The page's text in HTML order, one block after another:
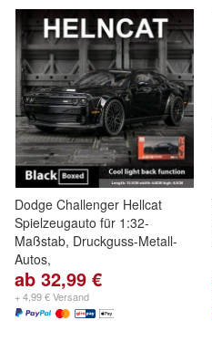
Dodge Challenger Hellcat
Spielzeugauto für 1:32-
Maßstab, Druckguss-Metall-
Autos,
ab 32,99 €
+ 4,99 € Versand